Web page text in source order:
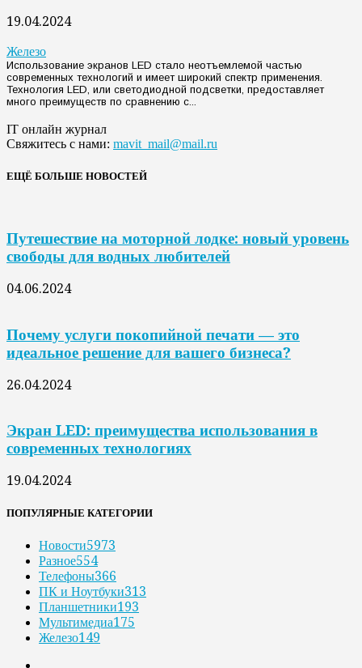
19.04.2024
Железо
Использование экранов LED стало неотъемлемой частью
современных технологий и имеет широкий спектр применения.
Технология LED, или светодиодной подсветки, предоставляет
много преимуществ по сравнению с...
IT онлайн журнал
Свяжитесь с нами: mavit_mail@mail.ru
ЕЩЁ БОЛЬШЕ НОВОСТЕЙ
Путешествие на моторной лодке: новый уровень
свободы для водных любителей
04.06.2024
Почему услуги покопийной печати — это
идеальное решение для вашего бизнеса?
26.04.2024
Экран LED: преимущества использования в
современных технологиях
19.04.2024
ПОПУЛЯРНЫЕ КАТЕГОРИИ
Новости5973
Разное554
Телефоны366
ПК и Ноутбуки313
Планшетники193
Мультимедиа175
Железо149